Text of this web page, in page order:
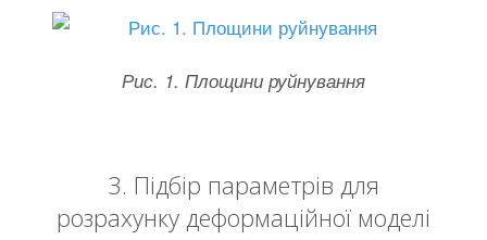
Рис. 1. Площини руйнування
3. Підбір параметрів для
розрахунку деформаційної моделі